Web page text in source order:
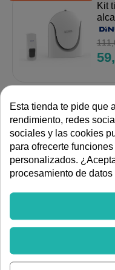
Kit
Kit
ENVÍOS
Resto de
Esta tienda te pide que
rendimiento, redes
sociales y las cookies
para ofrecerte
personalizados.
procesamiento de